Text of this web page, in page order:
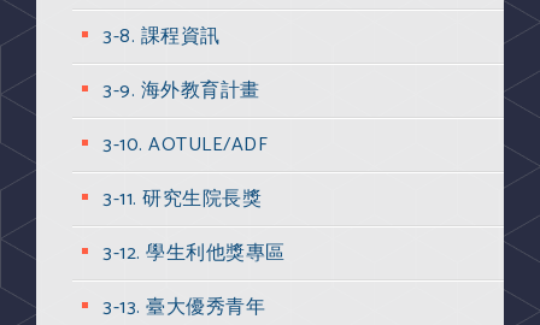
3-8. 課程資訊
3-9. 海外教育計畫
3-10. AOTULE/ADF
3-11. 研究生院長獎
3-12. 學生利他獎專區
3-13. 臺大優秀青年